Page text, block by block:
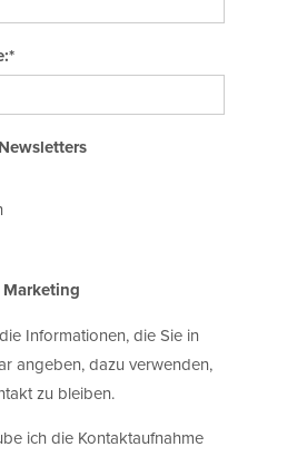
Informationen, die Sie in
angeben, dazu verwenden,
zu bleiben.
ich die Kontaktaufnahme